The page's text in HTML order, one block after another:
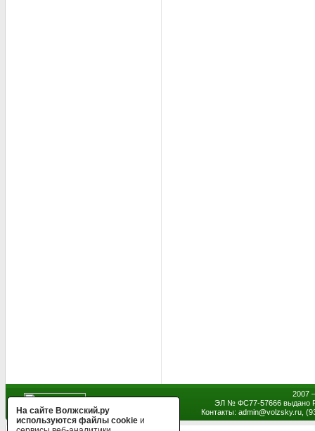
2007
ЭЛ № ФС77-57666 выдано
Контакты: admin@volzsky.ru,
На сайте Волжский.ру
используются файлы cookie и